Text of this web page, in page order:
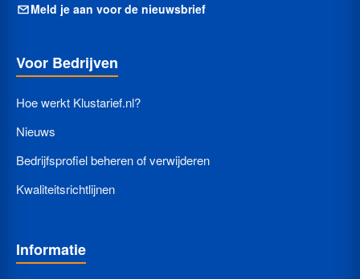
Meld je aan voor de nieuwsbrief
Voor Bedrijven
Hoe werkt Klustarief.nl?
Nieuws
Bedrijfsprofiel beheren of verwijderen
Kwaliteitsrichtlijnen
Informatie